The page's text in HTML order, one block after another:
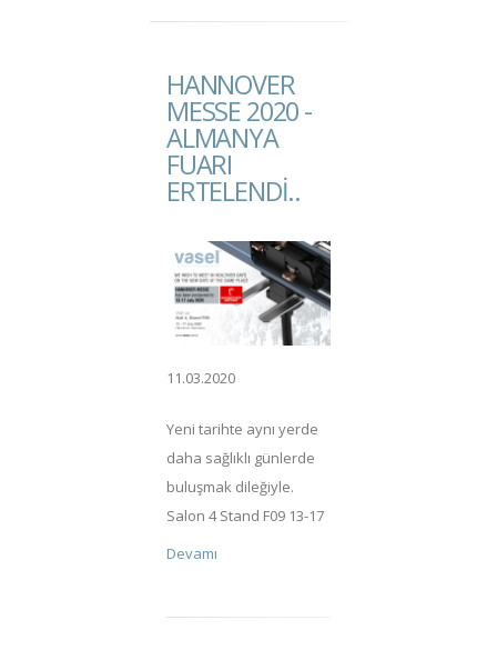
kapasite ile çalışıyoruz.
Ayrıca, tüm Türk limanları
açıktır ve Kapalı Bara ve
Kablo Taşıma Sistemleri için
siparişleri tamamlama
yeteneğimizde herhangi bir
gecikme olmayacaktır.
HANNOVER
MESSE 2020 -
ALMANYA
FUARI
ERTELENDI..
11.03.2020
Yeni tarihte aynı yerde
daha sağlıklı günlerde
buluşmak dileğiyle.
Salon 4 Stand F09 13-17
Temmuz 2020 -
Devamı